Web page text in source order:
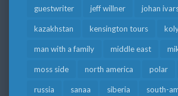
guestwriter jeff willner johan
kazakhstan kensington tours
man with a family middle east
moss side north america polar
russia sanaa siberia south-